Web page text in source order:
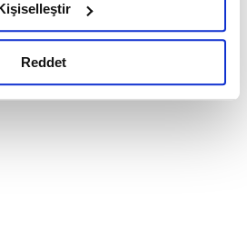
kapsamında
faaliyetleri ile ilgili daha
lütfentıklayınız.
Reddet